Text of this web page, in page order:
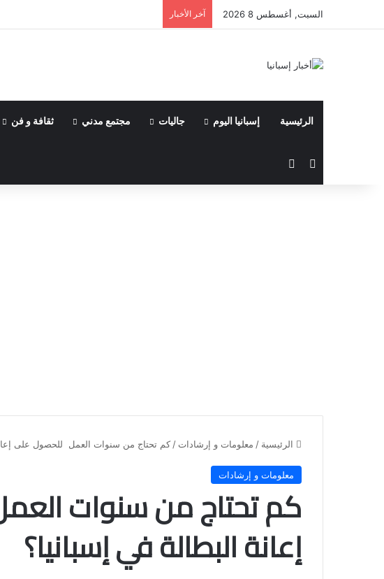
السبت, أغسطس 8 2026 آخر الأخبار
الرئيسية إسبانيا اليوم جاليات مجتمع مدني ثقافة و فن
مقال عشوائي
الرئيسية / معلومات و إرشادات / كم تحتاج من سنوات العمل للحصول على
معلومات و إرشادات
كم تحتاج من سنوات
إعانة البطالة في إسبانيا؟